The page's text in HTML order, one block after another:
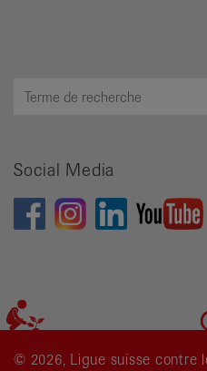
Terme
Social Media
© 2026, Ligue suisse contre